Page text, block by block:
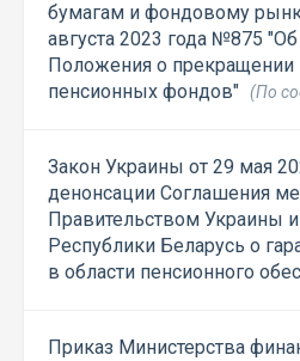
бумагам и фондовому
августа 2023 года №875
Положения о прекращении
пенсионных фондов" (По
Закон Украины от 29 мая
денонсации Соглашения
Правительством Украины
Республики Беларусь о
в области пенсионного
Приказ Министерства